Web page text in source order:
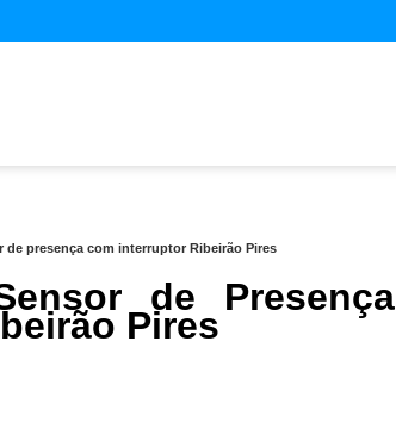
de presença com interruptor Ribeirão Pires
de Presença
Pires